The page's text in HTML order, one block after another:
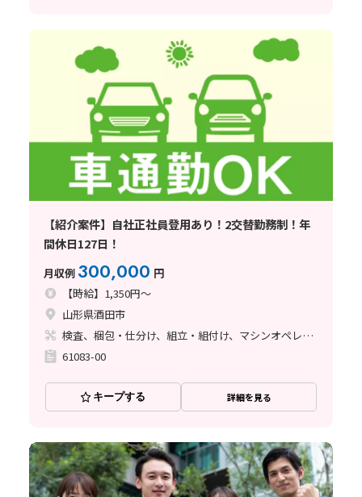
【紹介案件】自社正社員登用あり！2交替勤務制！年
間休日127日！
月収例 300,000 円
【時給】1,350円～
山形県酒田市
検査、梱包・仕分け、組立・組付け、マシンオペレーター、清掃・洗浄
61083-00
キープする 詳細を見る